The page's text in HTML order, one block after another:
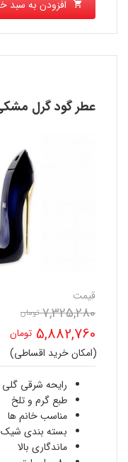
افزودن به سبد
قیمت
7,325,280 تومان
بود.
5,882,760 تومان
قیمت
فعلی
5,882,760
است.
(امکان خرید اقساطی)
رایحه شرقی گلی
طبع گرم و تلخ
مناسب خانم ها
بسته بندی شیک
ماندگاری بالا